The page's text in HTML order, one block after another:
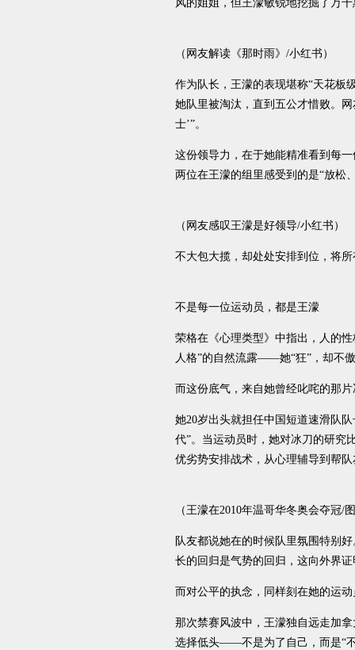
风的姐姐，但王濛敏锐地挖掘了万
（网友解读《那时雨》/小红书）
作为队长，王濛的表现堪称“天花板
她队里被淘汰，直到五公才惜败。
士’”。
这份领导力，在于她能精准看到每
两位在王濛的组里感受到的是“放松
（网友感叹王濛是好领导/小红书）
不大包大揽，却处处安排到位，将
不是每一位运动员，都是王濛
荣格在《心理类型》中指出，人的
人格”的自然流露——她“狂”，却不
而这份底气，来自她曾经叱咤的那片
她20岁出头就担任中国短道速滑队
代”。当运动员时，她对冰刀的研究
优劣势安排战术，从心理辅导到帮
（王濛在2010年温哥华冬奥会夺冠/
队友都说她在的时候队里氛围特别
长的回归是气势的回归，这向外界
而对公平的执念，同样刻在她的运
那次禁赛风波中，王濛独自远走加
选择低头——不是为了自己，而是“